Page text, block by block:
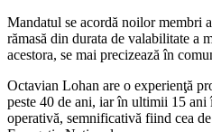
Mandatul se acordă noilor membri
rămasă din durata de valabilitate a
acestora, se mai precizează în
Octavian Lohan are o experienţă
peste 40 de ani, iar în ultimii 15
operativă, semnificativă fiind cea